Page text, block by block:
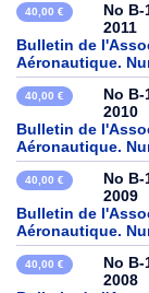
40,00 €
No B-
2011
Bulletin de
Aéronautique.
40,00 €
No B-
2010
Bulletin de
Aéronautique.
40,00 €
No B-
2009
Bulletin de
Aéronautique.
40,00 €
No B-
2008